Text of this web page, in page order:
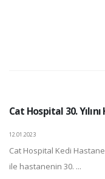
Cat Hospital 30.
12.01.2023
Cat Hospital Kedi
ile hastanenin 30. ...